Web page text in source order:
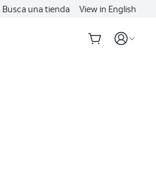
Busca una tienda View in English